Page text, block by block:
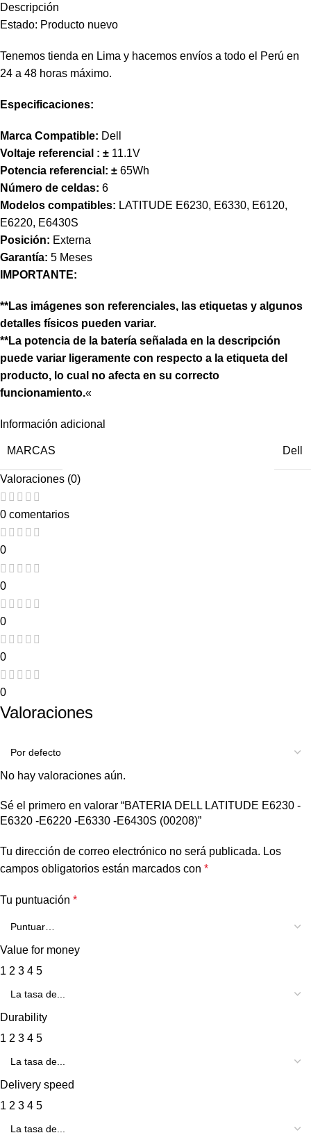
Descripción
Estado: Producto nuevo
Tenemos tienda en Lima y hacemos envíos a todo el Perú en
24 a 48 horas máximo.
Especificaciones:
Marca Compatible: Dell
Voltaje referencial : ± 11.1V
Potencia referencial: ± 65Wh
Número de celdas: 6
Modelos compatibles: LATITUDE E6230, E6330, E6120,
E6220, E6430S
Posición: Externa
Garantía: 5 Meses
IMPORTANTE:
**Las imágenes son referenciales, las etiquetas y algunos
detalles físicos pueden variar.
**La potencia de la batería señalada en la descripción
puede variar ligeramente con respecto a la etiqueta del
producto, lo cual no afecta en su correcto
funcionamiento.«
Información adicional
MARCAS Dell
Valoraciones (0)
0 comentarios
0
0
0
0
0
Valoraciones
No hay valoraciones aún.
Sé el primero en valorar “BATERIA DELL LATITUDE E6230 -
E6320 -E6220 -E6330 -E6430S (00208)”
Tu dirección de correo electrónico no será publicada. Los
campos obligatorios están marcados con *
Tu puntuación *
Value for money
1 2 3 4 5
Durability
1 2 3 4 5
Delivery speed
1 2 3 4 5